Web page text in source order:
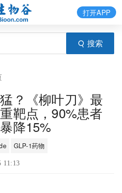
搜索
打开APP
？《柳叶刀》最
靶点，90%患者
降15%
GLP-1药物
11:13